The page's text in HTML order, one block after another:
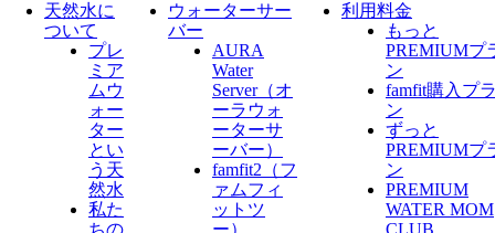
天然水に
ついて
プレ
ミア
ムウ
ォー
ター
とい
う天
然水
私た
ウォーターサー
バー
AURA
Water
Server​（オ
ーラウォ
ーターサ
ーバー）
famfit2（フ
ァムフィ
ットツ
利用料金
もっと
PREMIUMプ
ン
famfit購入プ
ン
ずっと
PREMIUMプ
ン
PREMIUM
WATER MOM